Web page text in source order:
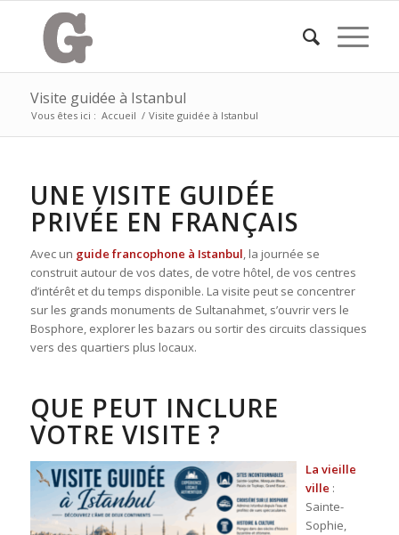
Visite guidée à Istanbul
Vous êtes ici : Accueil / Visite guidée à Istanbul
UNE VISITE GUIDÉE
PRIVÉE EN FRANÇAIS
Avec un guide francophone à Istanbul, la journée se
construit autour de vos dates, de votre hôtel, de vos centres
d’intérêt et du temps disponible. La visite peut se concentrer
sur les grands monuments de Sultanahmet, s’ouvrir vers le
Bosphore, explorer les bazars ou sortir des circuits classiques
vers des quartiers plus locaux.
QUE PEUT INCLURE
VOTRE VISITE ?
La vieille
ville :
Sainte-
Sophie,